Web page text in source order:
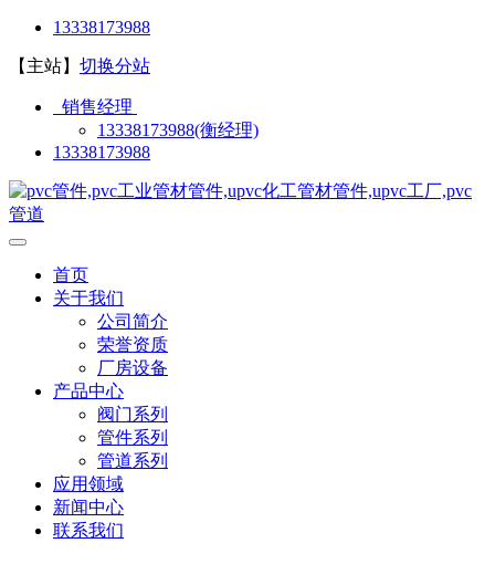
13338173988
【主站】 切换分站
销售经理
13338173988(衡经理)
13338173988
首页
关于我们
公司简介
荣誉资质
厂房设备
产品中心
阀门系列
管件系列
管道系列
应用领域
新闻中心
联系我们